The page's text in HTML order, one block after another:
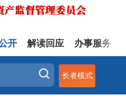
开 解读回应 办事服务
长者模式